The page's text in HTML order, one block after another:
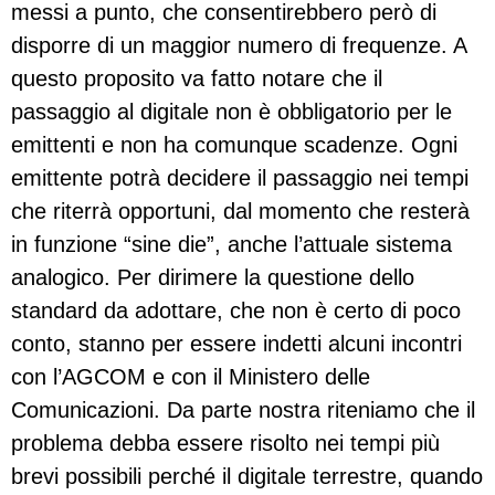
messi a punto, che consentirebbero però di
disporre di un maggior numero di frequenze. A
questo proposito va fatto notare che il
passaggio al digitale non è obbligatorio per le
emittenti e non ha comunque scadenze. Ogni
emittente potrà decidere il passaggio nei tempi
che riterrà opportuni, dal momento che resterà
in funzione “sine die”, anche l’attuale sistema
analogico. Per dirimere la questione dello
standard da adottare, che non è certo di poco
conto, stanno per essere indetti alcuni incontri
con l’AGCOM e con il Ministero delle
Comunicazioni. Da parte nostra riteniamo che il
problema debba essere risolto nei tempi più
brevi possibili perché il digitale terrestre, quando